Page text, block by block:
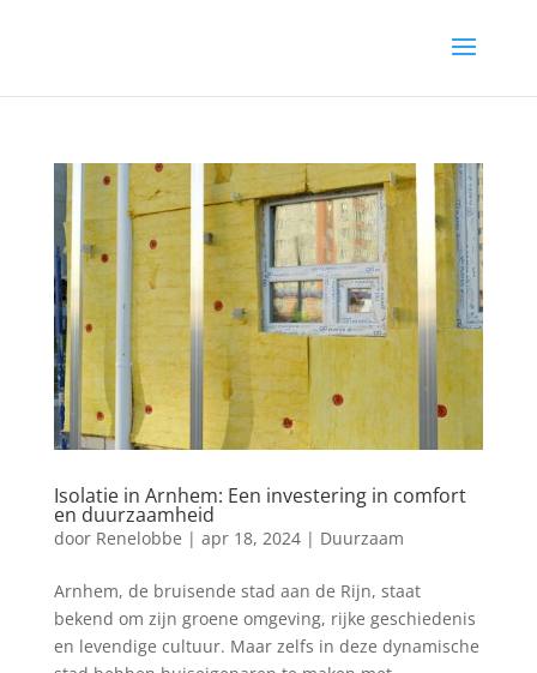
Isolatie in Arnhem: Een investering in comfort
en duurzaamheid
door Renelobbe | apr 18, 2024| Duurzaam
Arnhem, de bruisende stad aan de Rijn, staat
bekend om zijn groene omgeving, rijke geschiedenis
en levendige cultuur. Maar zelfs in deze dynamische